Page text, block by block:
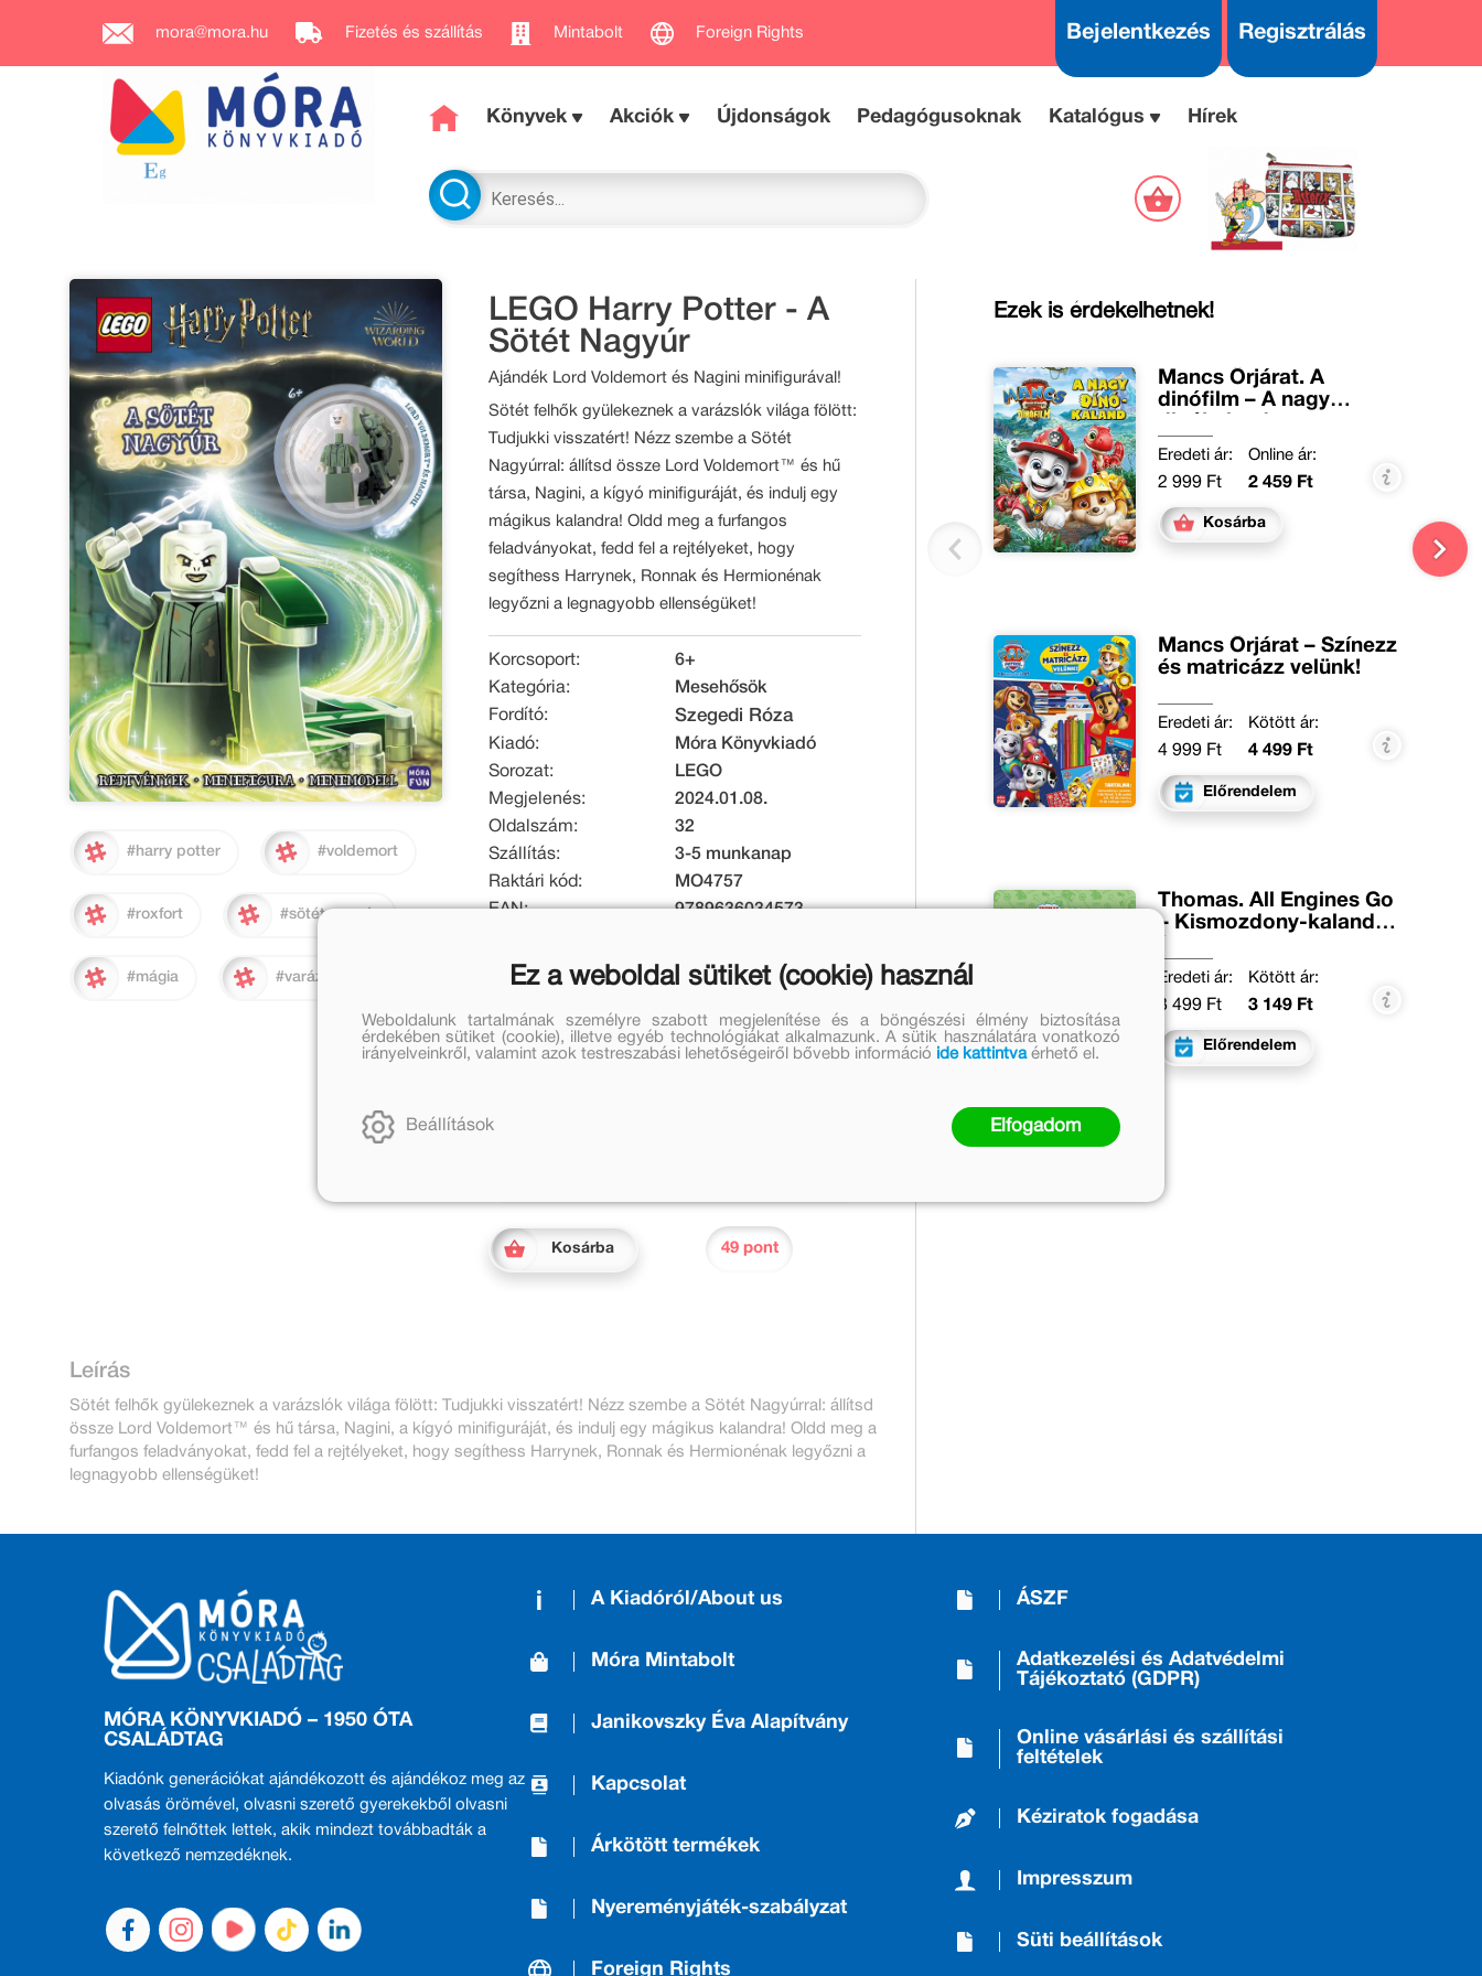
mora@mora.hu Fizetés és szállítás Mintabolt Foreign Rights Bejelentkezés Regisztrálás
Könyvek Akciók Újdonságok Pedagógusoknak Katalógus Hírek
#harry potter #voldemort
#roxfort #sötét nagyúr
#mágia #varázslat
LEGO Harry Potter - A
Sötét Nagyúr
Ajándék Lord Voldemort és Nagini minifigurával!
Sötét felhők gyülekeznek a varázslók világa fölött:
Tudjukki visszatért! Nézz szembe a Sötét
Nagyúrral: állítsd össze Lord Voldemort™ és hű
társa, Nagini, a kígyó minifiguráját, és indulj egy
mágikus kalandra! Oldd meg a furfangos
feladványokat, fedd fel a rejtélyeket, hogy
segíthess Harrynek, Ronnak és Hermionénak
legyőzni a legnagyobb ellenségüket!
Korcsoport:
6+
Kategória:
Mesehősök
Fordító:
Szegedi Róza
Kiadó:
Móra Könyvkiadó
Sorozat:
LEGO
Megjelenés:
2024.01.08.
Oldalszám:
32
Szállítás:
3-5 munkanap
Raktári kód:
MO4757
EAN:
9789636034573
Méret [mm]:
205 x 288 x 19
Eredeti ár:
Online ár:
Készleten
Kosárba 49 pont
Leírás
Sötét felhők gyülekeznek a varázslók világa fölött: Tudjukki visszatért! Nézz szembe a Sötét Nagyúrral: állítsd
össze Lord Voldemort™ és hű társa, Nagini, a kígyó minifiguráját, és indulj egy mágikus kalandra! Oldd meg a
furfangos feladványokat, fedd fel a rejtélyeket, hogy segíthess Harrynek, Ronnak és Hermionénak legyőzni a
legnagyobb ellenségüket!
Ezek is érdekelhetnek!
Mancs Őrjárat. A
dinófilm – A nagy
Eredeti ár:
2 999 Ft
Online ár:
2 459 Ft
Kosárba
Mancs Őrjárat – Színezz
és matricázz velünk!
Eredeti ár:
4 999 Ft
Kötött ár:
4 499 Ft
Előrendelem
Thomas. All Engines Go
– Kismozdony-kalandok
Eredeti ár:
3 499 Ft
Kötött ár:
3 149 Ft
Előrendelem
MÓRA KÖNYVKIADÓ – 1950 ÓTA
CSALÁDTAG
Kiadónk generációkat ajándékozott és ajándékoz meg az
olvasás örömével, olvasni szerető gyerekekből olvasni
szerető felnőttek lettek, akik mindezt továbbadták a
következő nemzedéknek.
A Kiadóról/About us
Móra Mintabolt
Janikovszky Éva Alapítvány
Kapcsolat
Árkötött termékek
Nyereményjáték-szabályzat
Foreign Rights
ÁSZF
Adatkezelési és Adatvédelmi
Tájékoztató (GDPR)
Online vásárlási és szállítási
feltételek
Kéziratok fogadása
Impresszum
Süti beállítások
Ez a weboldal sütiket (cookie) használ
Weboldalunk tartalmának személyre szabott megjelenítése és a böngészési élmény biztosítása
érdekében sütiket (cookie), illetve egyéb technológiákat alkalmazunk. A sütik használatára vonatkozó
irányelveinkről, valamint azok testreszabási lehetőségeiről bővebb információ ide kattintvaérhető el.
Beállítások Elfogadom